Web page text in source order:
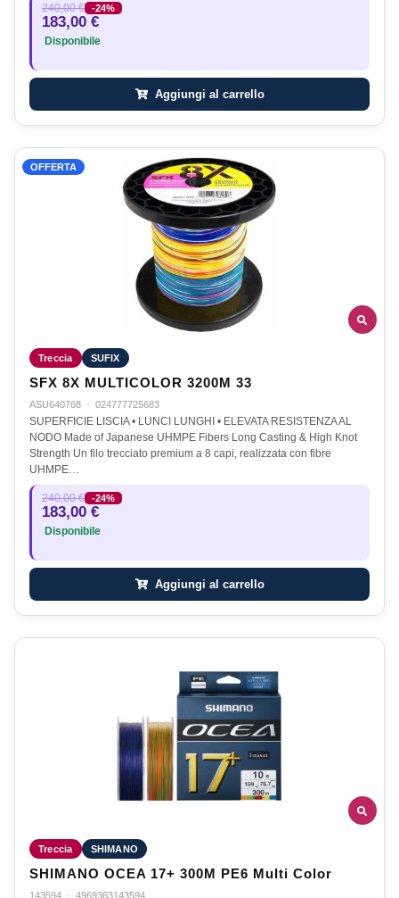
240,00 € -24%
183,00 €
Disponibile
Aggiungi al carrello
OFFERTA
Treccia SUFIX
SFX 8X MULTICOLOR 3200M 33
ASU640768 · 024777725683
SUPERFICIE LISCIA • LUNCI LUNGHI • ELEVATA RESISTENZA AL
NODO Made of Japanese UHMPE Fibers Long Casting & High Knot
Strength Un filo trecciato premium a 8 capi, realizzata con fibre
UHMPE…
240,00 € -24%
183,00 €
Disponibile
Aggiungi al carrello
Treccia SHIMANO
SHIMANO OCEA 17+ 300M PE6 Multi Color
143594 · 4969363143594